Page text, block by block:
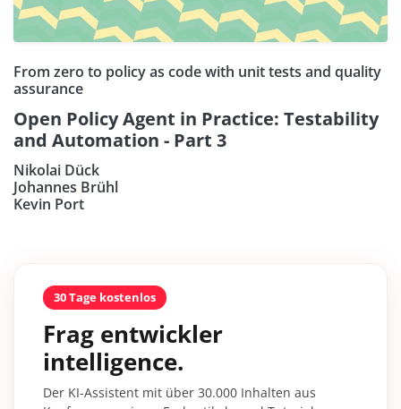
From zero to policy as code with unit tests and quality
assurance
Open Policy Agent in Practice: Testability
and Automation - Part 3
Nikolai Dück
Johannes Brühl
Kevin Port
30 Tage kostenlos
Frag entwickler
intelligence.
Der KI-Assistent mit über 30.000 Inhalten aus